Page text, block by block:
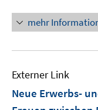
mehr
Externer Link
Neue Erwerbs-